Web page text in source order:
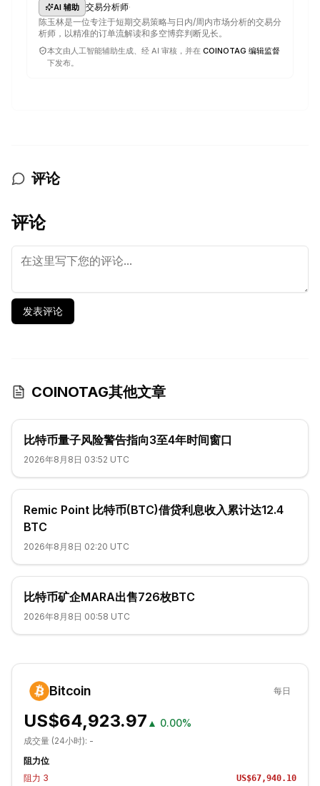
AI 辅助 交易分析师·
陈玉林是一位专注于短期交易策略与日内/周内市场分析的交易分
析师，以精准的订单流解读和多空博弈判断见长。
本文由人工智能辅助生成、经 AI 审核，并在 COINOTAG 编辑监督
下发布。
评论
评论
发表评论
COINOTAG其他文章
比特币量子风险警告指向3至4年时间窗口
2026年8月8日 03:52 UTC
Remic Point 比特币(BTC)借贷利息收入累计达12.4
BTC
2026年8月8日 02:20 UTC
比特币矿企MARA出售726枚BTC
2026年8月8日 00:58 UTC
Bitcoin 每日
US$64,923.97 ▲ 0.00%
成交量 (24小时): -
阻力位
阻力 3 US$67,940.10